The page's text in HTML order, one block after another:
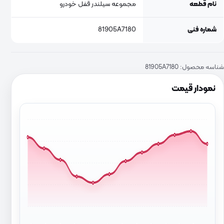
نمودار قیمت
نام قطعه مجموعه سیلندر قفل خودرو
شماره فنی 81905A7180
شناسه محصول: 81905A7180